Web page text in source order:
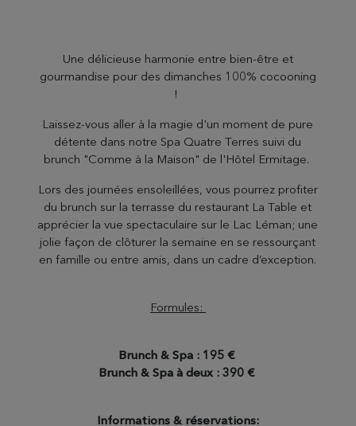
Une délicieuse harmonie entre bien-être et
gourmandise pour des dimanches 100% cocooning
!
Laissez-vous aller à la magie d'un moment de pure
détente dans notre Spa Quatre Terres suivi du
brunch "Comme à la Maison" de l'Hôtel Ermitage.
Lors des journées ensoleillées, vous pourrez profiter
du brunch sur la terrasse du restaurant La Table et
apprécier la vue spectaculaire sur le Lac Léman; une
jolie façon de clôturer la semaine en se ressourçant
en famille ou entre amis, dans un cadre d’exception.
Formules:
Brunch & Spa : 195 €
Brunch & Spa à deux : 390 €
Informations & réservations: